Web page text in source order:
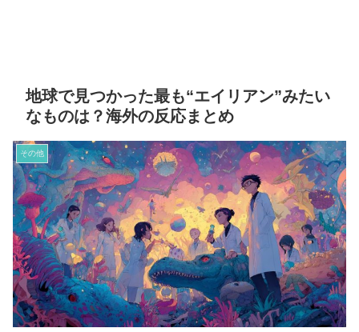
地球で見つかった最も“エイリアン”みたい
なものは？海外の反応まとめ
その他